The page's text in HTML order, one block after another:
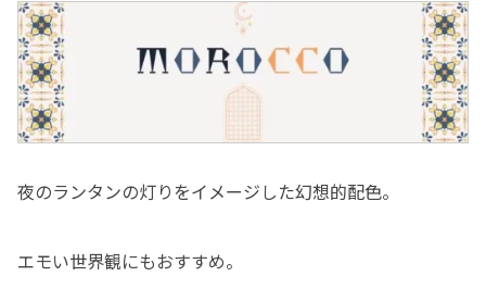
夜のランタンの灯りをイメージした幻想的配色。
エモい世界観にもおすすめ。